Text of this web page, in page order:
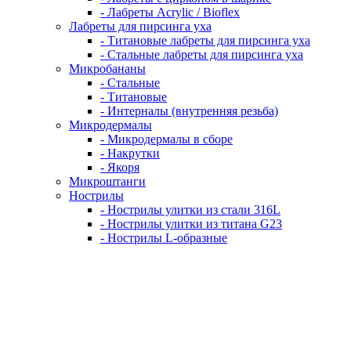
- Лабреты Acrylic / Bioflex
Лабреты для пирсинга уха
- Титановые лабреты для пирсинга уха
- Стальные лабреты для пирсинга уха
Микробананы
- Стальные
- Титановые
- Интерналы (внутренняя резьба)
Микродермалы
- Микродермалы в сборе
- Накрутки
- Якоря
Микроштанги
Нострилы
- Нострилы улитки из стали 316L
- Нострилы улитки из титана G23
- Нострилы L-образные